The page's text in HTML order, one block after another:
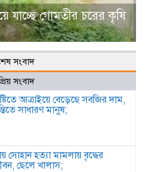
যাচ্ছে গোমতীর চরের কৃষি
সংবাদ
সংবাদ
আত্রাইয়ে বেড়েছে সবজির দাম,
সাধারণ মানুষ;
সোহান হত্যা মামলায় বৃদ্ধের
ছেলে খালাস;